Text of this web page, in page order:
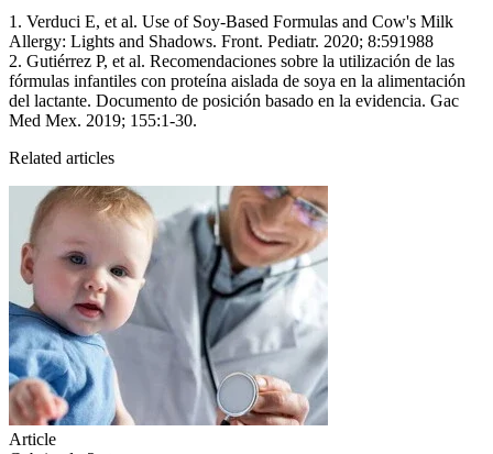
1. Verduci E, et al. Use of Soy-Based Formulas and Cow's Milk
Allergy: Lights and Shadows. Front. Pediatr. 2020; 8:591988
2. Gutiérrez P, et al. Recomendaciones sobre la utilización de las
fórmulas infantiles con proteína aislada de soya en la alimentación
del lactante. Documento de posición basado en la evidencia. Gac
Med Mex. 2019; 155:1-30.
Related articles
Article